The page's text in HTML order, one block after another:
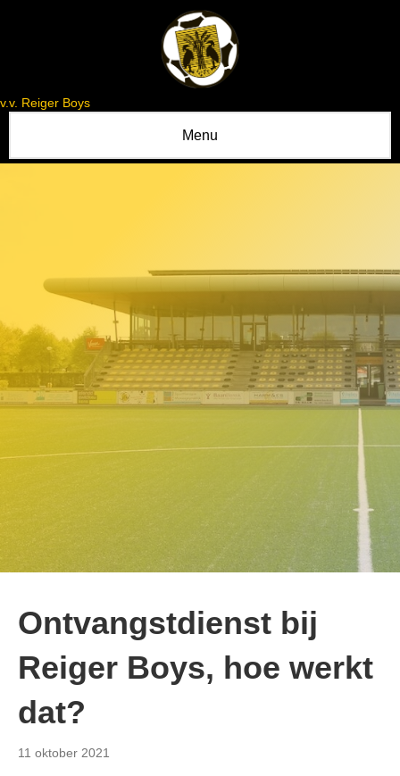
v.v. Reiger Boys
Menu
Ontvangstdienst bij
Reiger Boys, hoe werkt
dat?
11 oktober 2021